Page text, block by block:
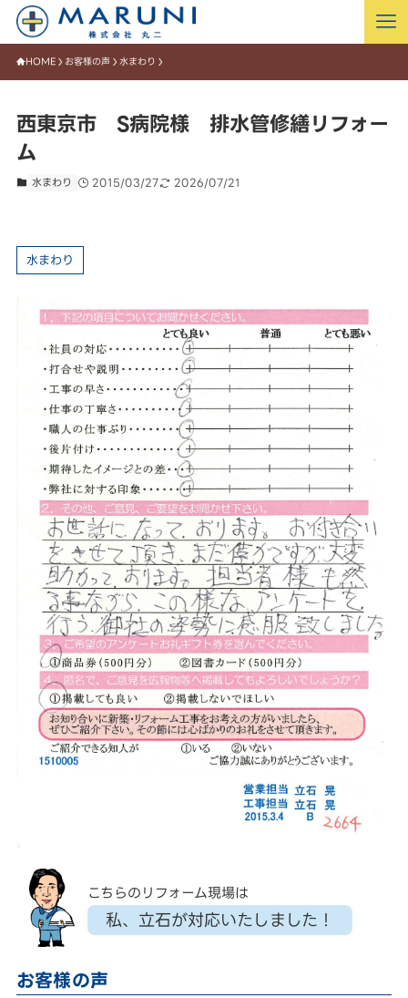
HOME お客様の声 水まわり
西東京市 S病院様 排水管修繕リフォー
ム
水まわり 2015/03/27 2026/07/21
水まわり
こちらのリフォーム現場は
私、立石が対応いたしました！
お客様の声